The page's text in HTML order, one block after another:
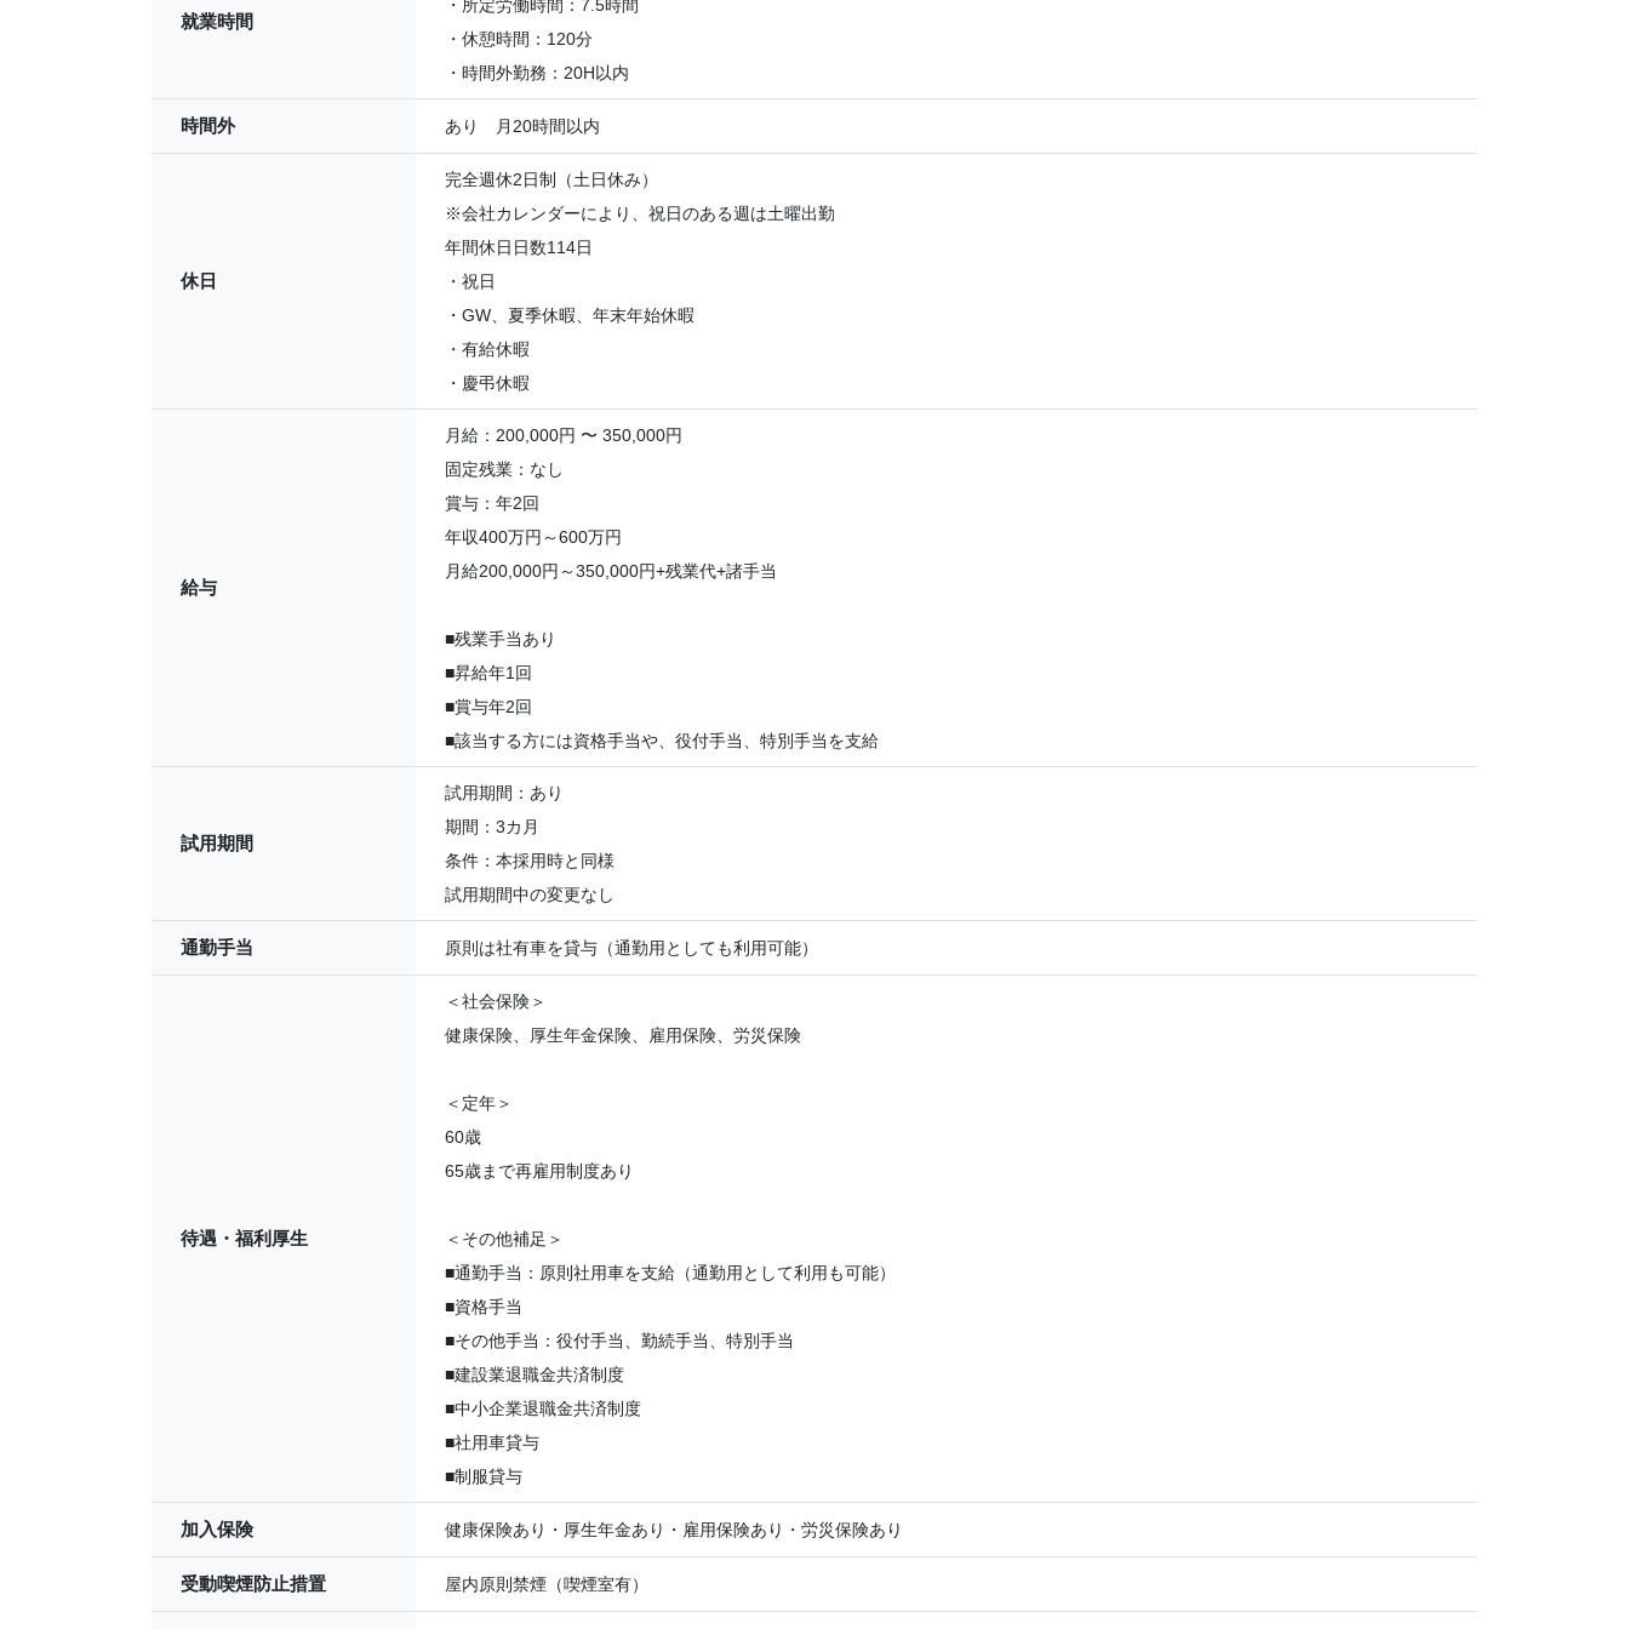
就業時間
・所定労働時間：7.5時間
・休憩時間：120分
・時間外勤務：20H以内
時間外 あり 月20時間以内
休日
完全週休2日制（土日休み）
※会社カレンダーにより、祝日のある週は土曜出勤
年間休日日数114日
・祝日
・GW、夏季休暇、年末年始休暇
・有給休暇
・慶弔休暇
給与
月給：200,000円 〜 350,000円
固定残業：なし
賞与：年2回
年収400万円～600万円
月給200,000円～350,000円+残業代+諸手当
■残業手当あり
■昇給年1回
■賞与年2回
■該当する方には資格手当や、役付手当、特別手当を支給
試用期間
試用期間：あり
期間：3カ月
条件：本採用時と同様
試用期間中の変更なし
通勤手当 原則は社有車を貸与（通勤用としても利用可能）
待遇・福利厚生
＜社会保険＞
健康保険、厚生年金保険、雇用保険、労災保険
＜定年＞
60歳
65歳まで再雇用制度あり
＜その他補足＞
■通勤手当：原則社用車を支給（通勤用として利用も可能）
■資格手当
■その他手当：役付手当、勤続手当、特別手当
■建設業退職金共済制度
■中小企業退職金共済制度
■社用車貸与
■制服貸与
加入保険 健康保険あり・厚生年金あり・雇用保険あり・労災保険あり
受動喫煙防止措置 屋内原則禁煙（喫煙室有）